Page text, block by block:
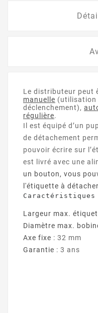
Le distributeur peut
manuelle (utilisation
déclenchement),
régulière.
Il est équipé d’un
de détachement
pouvoir écrire sur
est livré avec une
un bouton, vous
l'étiquette à
Caractéristiques
Largeur max.
Diamètre max.
Axe fixe : 32 mm
Garantie : 3 ans